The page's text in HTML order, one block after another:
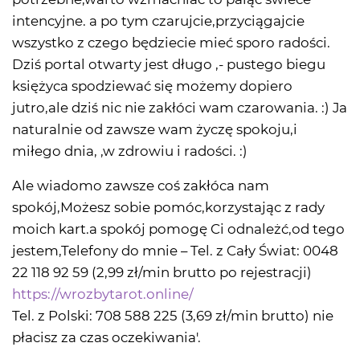
intencyjne. a po tym czarujcie,przyciągajcie
wszystko z czego będziecie mieć sporo radości.
Dziś portal otwarty jest długo ,- pustego biegu
księżyca spodziewać się możemy dopiero
jutro,ale dziś nic nie zakłóci wam czarowania. :) Ja
naturalnie od zawsze wam życzę spokoju,i
miłego dnia, ,w zdrowiu i radości. :)
Ale wiadomo zawsze coś zakłóca nam
spokój,Możesz sobie pomóc,korzystając z rady
moich kart.a spokój pomogę Ci odnależć,od tego
jestem,Telefony do mnie – Tel. z Cały Świat: 0048
22 118 92 59 (2,99 zł/min brutto po rejestracji)
https://wrozbytarot.online/
Tel. z Polski: 708 588 225 (3,69 zł/min brutto) nie
płacisz za czas oczekiwania'.